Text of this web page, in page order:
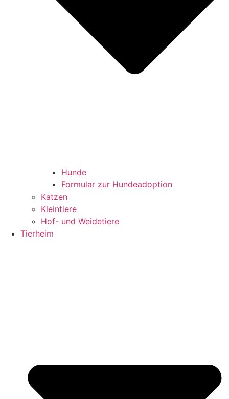
Hunde
Formular zur Hundeadoption
Katzen
Kleintiere
Hof- und Weidetiere
Tierheim